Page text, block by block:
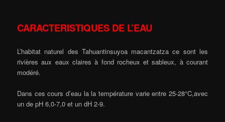
CARACTERISTIQUES DE L’EAU
L’habitat naturel des Tahuantinsuyoa macantzatza ce sont les
rivières aux eaux claires à fond rocheux et sableux, à courant
modéré.
Dans ces cours d’eau la la température varie entre 25-28°C,avec
un de pH 6,0-7,0 et un dH 2-9.